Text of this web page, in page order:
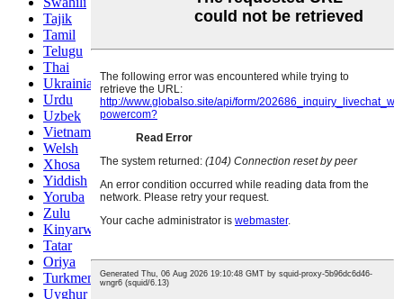
Tajik
Tamil
Telugu
Thai
Ukrainian
Urdu
Uzbek
Vietnamese
Welsh
Xhosa
Yiddish
Yoruba
Zulu
Kinyarwanda
Tatar
Oriya
Turkmen
Uyghur